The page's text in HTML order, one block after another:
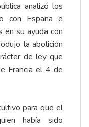
analizó los
con España e
en su ayuda con
la abolición
de ley que
Francia el 4 de
para que el
había sido